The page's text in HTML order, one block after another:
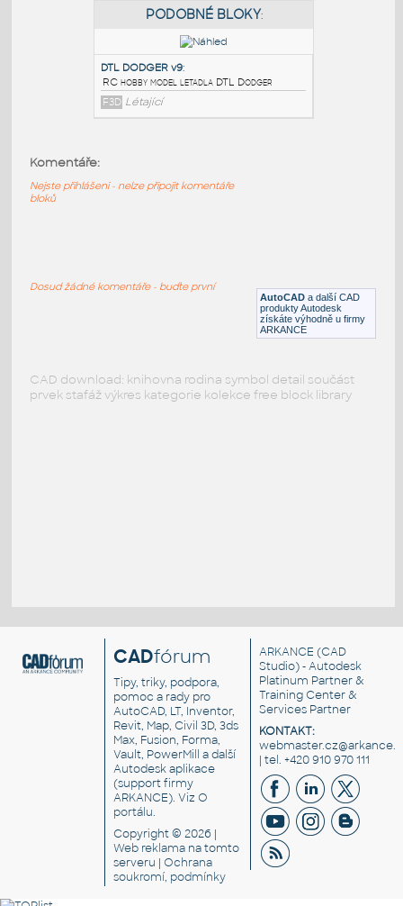
AutoCAD a další CAD
produkty Autodesk
získáte výhodně u firmy
ARKANCE
Komentáře:
Nejste přihlášeni - nelze připojit komentáře
bloků
Dosud žádné komentáře - buďte první
CAD download: knihovna rodina symbol detail součást
prvek stafáž výkres kategorie kolekce free block library
CADfórum
Tipy, triky, podpora,
pomoc a rady pro
AutoCAD, LT, Inventor,
Revit, Map, Civil 3D, 3ds
Max, Fusion, Forma,
Vault, PowerMill a další
Autodesk aplikace
(support firmy
ARKANCE). VizO
portálu.
Copyright © 2026 |
Web reklama na tomto
serveru |Ochrana
soukromí, podmínky
ARKANCE (CAD
Studio) - Autodesk
Platinum Partner &
Training Center &
Services Partner
KONTAKT:
| tel. +420 910 970 111